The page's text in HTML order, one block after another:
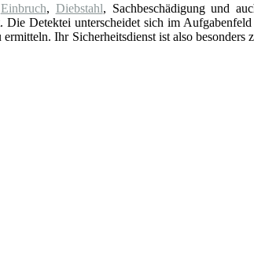
Einbruch, Diebstahl, Sachbeschädigung und
Detektei unterscheidet sich im
Ihr Sicherheitsdienst ist also